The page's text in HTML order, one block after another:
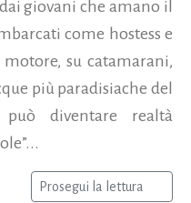
giovani che amano il
come hostess e
su catamarani,
più paradisiache del
diventare realtà
Prosegui la lettura